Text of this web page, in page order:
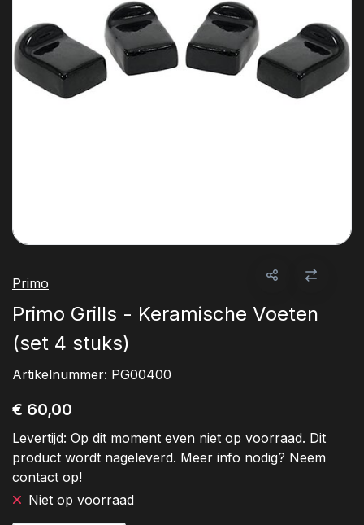
Primo
Primo Grills - Keramische Voeten
(set 4 stuks)
Artikelnummer: PG00400
€ 60,00
Levertijd: Op dit moment even niet op voorraad. Dit
product wordt nageleverd. Meer info nodig? Neem
contact op!
Niet op voorraad